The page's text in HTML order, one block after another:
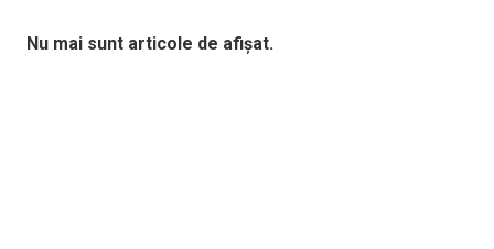
Nu mai sunt articole de afișat.